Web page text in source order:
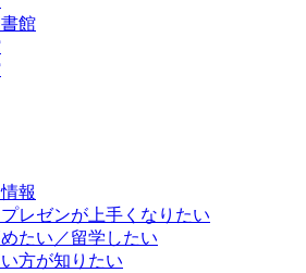
館
報
レゼンが上手くなりたい
たい／留学したい
方が知りたい